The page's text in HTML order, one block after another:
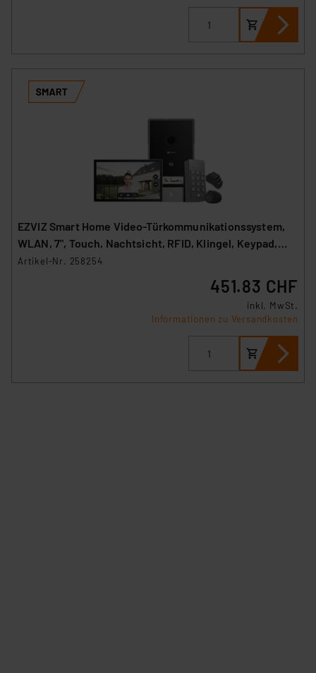
EZVIZ Smart Home Video-Türkommunikationssystem,
WLAN, 7", Touch, Nachtsicht, RFID, Klingel, Keypad,
TP7
Artikel-Nr. 258254
451.83 CHF
inkl. MwSt.
Informationen zu Versandkosten